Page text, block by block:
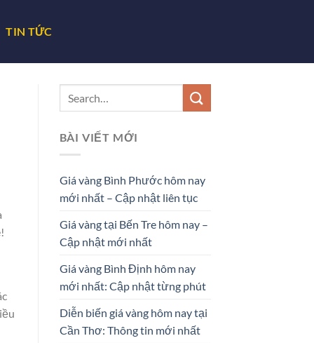
TIN TỨC
BÀI VIẾT MỚI
Giá vàng Bình Phước hôm nay
mới nhất – Cập nhật liên tục
Giá vàng tại Bến Tre hôm nay –
Cập nhật mới nhất
Giá vàng Bình Định hôm nay
mới nhất: Cập nhật từng phút
Diễn biến giá vàng hôm nay tại
Cần Thơ: Thông tin mới nhất